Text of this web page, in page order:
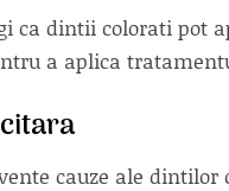
ca dintii colorati pot
a aplica
cauze ale